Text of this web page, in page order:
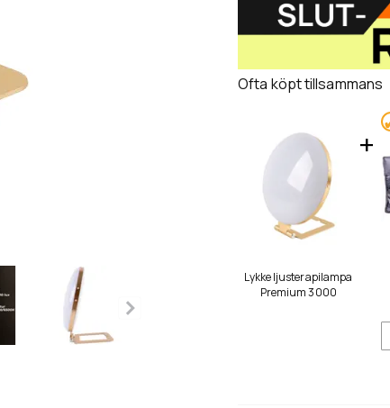
Ofta köpt tillsammans
Lykke ljusterapilampa
Premium 3000